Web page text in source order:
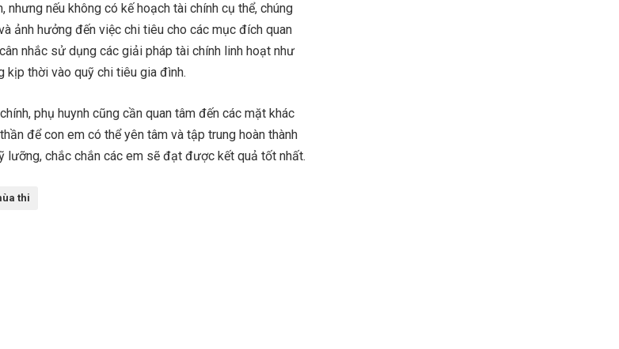
nhưng nếu không có kế hoạch tài chính cụ thể, chúng
ảnh hưởng đến việc chi tiêu cho các mục đích quan
nhắc sử dụng các giải pháp tài chính linh hoạt như
kịp thời vào quỹ chi tiêu gia đình.
phụ huynh cũng cần quan tâm đến các mặt khác
để con em có thể yên tâm và tập trung hoàn thành
lưỡng, chắc chắn các em sẽ đạt được kết quả tốt nhất.
thi